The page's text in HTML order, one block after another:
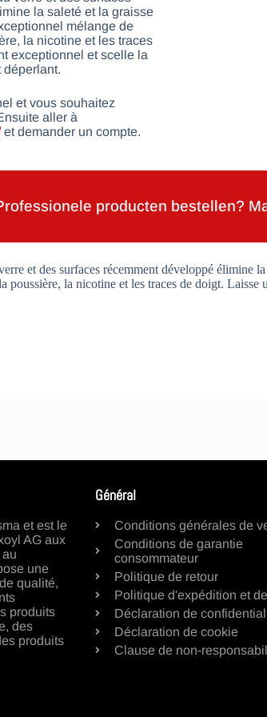
la saleté et la graisse
mélange de
la nicotine et les traces
exceptionnel et scelle la
déperlant.
et vous souhaitez
aller à
et demander un compte.
producten bestellen?
et des surfaces récemment développé élimine
poussière, la nicotine et les traces de doigt.
et est le
AG aux
une
qualité,
produits
des
produits
Général
Conditions générales de
Conditions de garantie
consommateur
Politique de retour
Politique d'expédition et
Déclaration de
Déclaration de cookie
Clause de non-